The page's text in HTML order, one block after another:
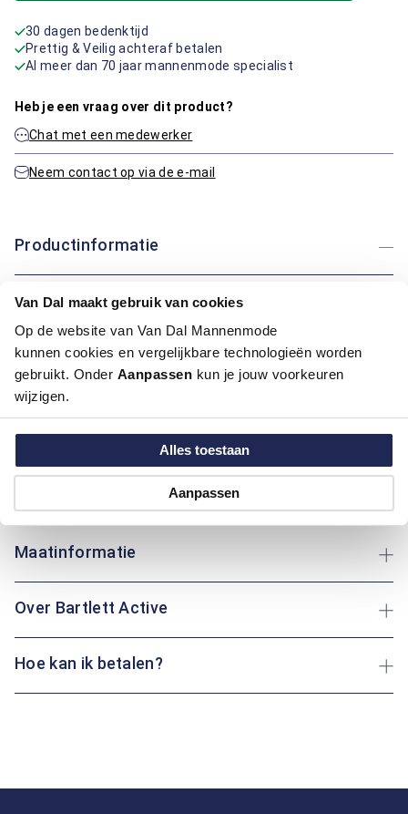
Van Dal maakt gebruik van cookies
Op de website van Van Dal Mannenmode
kunnen cookies en vergelijkbare technologieën worden
gebruikt. Onder Aanpassen kun je jouw voorkeuren
wijzigen.
Alles toestaan
Aanpassen
30 dagen bedenktijd
Prettig & Veilig achteraf betalen
Al meer dan 70 jaar mannenmode specialist
Heb je een vraag over dit product?
Chat met een medewerker
Neem contact op via de e-mail
Productinformatie
Materiaal:
100% Polyester
Deze broek van Bartlett Active biedt ultiem comfort met een
effen ontwerp dat veelzijdig en modern is. Het hoogwaardige
polyester materiaal zorgt voor duurzaamheid en is makkelijk
in onderhoud. Met vijf handige zakken heb je voldoende ruimte
Maatinformatie
Over Bartlett Active
Hoe kan ik betalen?